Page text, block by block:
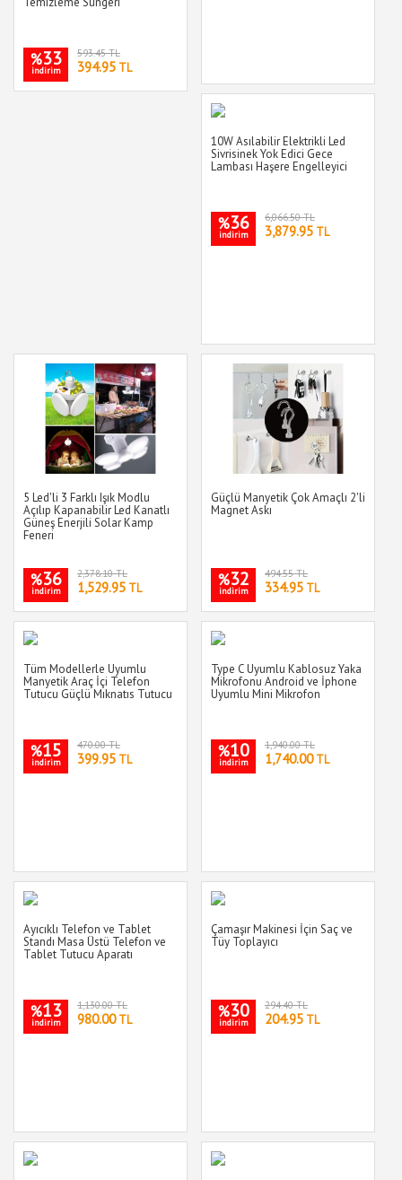
%33
indirim
593.45 TL
394.95 TL
10W Asılabilir Elektrikli Led
Sivrisinek Yok Edici Gece
Lambası Haşere Engelleyici
%36
indirim
6,066.50 TL
3,879.95 TL
5 Led'li 3 Farklı Işık Modlu
Açılıp Kapanabilir Led Kanatlı
Güneş Enerjili Solar Kamp
Feneri
%36
indirim
2,378.10 TL
1,529.95 TL
Güçlü Manyetik Çok Amaçlı 2'li
Magnet Askı
%32
indirim
494.55 TL
334.95 TL
Tüm Modellerle Uyumlu
Manyetik Araç İçi Telefon
Tutucu Güçlü Mıknatıs Tutucu
%15
indirim
470.00 TL
399.95 TL
Type C Uyumlu Kablosuz Yaka
Mikrofonu Android ve İphone
Uyumlu Mini Mikrofon
%10
indirim
1,940.00 TL
1,740.00TL
Ayıcıklı Telefon ve Tablet
Standı Masa Üstü Telefon ve
Tablet Tutucu Aparatı
%13
indirim
1,130.00 TL
980.00TL
Çamaşır Makinesi İçin Saç ve
Tüy Toplayıcı
%30
indirim
294.40 TL
204.95 TL